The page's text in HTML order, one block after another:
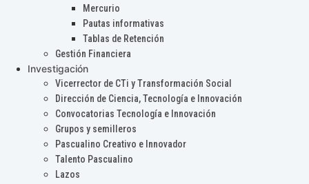
Mercurio
Pautas informativas
Tablas de Retención
Gestión Financiera
Investigación
Vicerrector de CTi y Transformación Social
Dirección de Ciencia, Tecnología e Innovación
Convocatorias Tecnología e Innovación
Grupos y semilleros
Pascualino Creativo e Innovador
Talento Pascualino
Lazos